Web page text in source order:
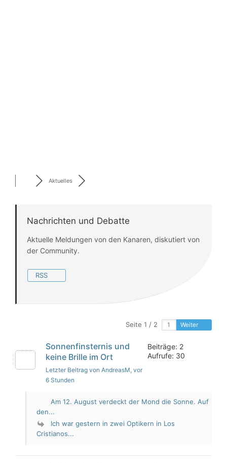
Aktuelles
Nachrichten und Debatte
Aktuelle Meldungen von den Kanaren, diskutiert von
der Community.
RSS
Seite 1 / 2 Weiter
Sonnenfinsternis und
keine Brille im Ort
Letzter Beitrag von AndreasM, vor
6 Stunden
Beiträge: 2
Aufrufe: 30
Am 12. August verdeckt der Mond die Sonne. Auf
den...
Ich war gestern in zwei Optikern in Los
Cristianos...